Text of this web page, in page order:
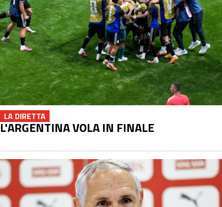
LA DIRETTA
L'ARGENTINA VOLA IN FINALE